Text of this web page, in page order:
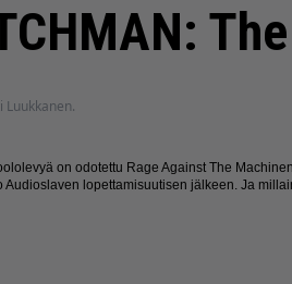
Luukkanen.
on odotettu Rage Against The
lopettamisuutisen jälkeen. Ja